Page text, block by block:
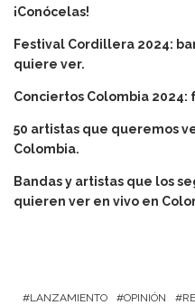
¡Conócelas!
Festival Cordillera 2024:
quiere ver.
Conciertos Colombia 2024:
50 artistas que queremos
Colombia.
Bandas y artistas que los
quieren ver en vivo en
LANZAMIENTO OPINIÓN